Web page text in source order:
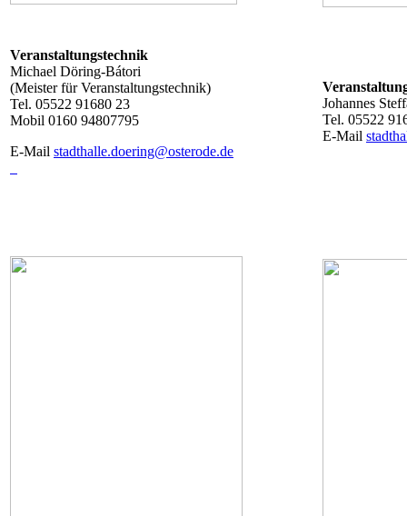
Veranstaltungstechnik
Michael Döring-Bátori
(Meister für Veranstaltungstechnik)
Tel. 05522 91680 23
Mobil 0160 94807795
E-Mail stadthalle.doering@osterode.de
Johannes
Tel. 05522
E-Mail